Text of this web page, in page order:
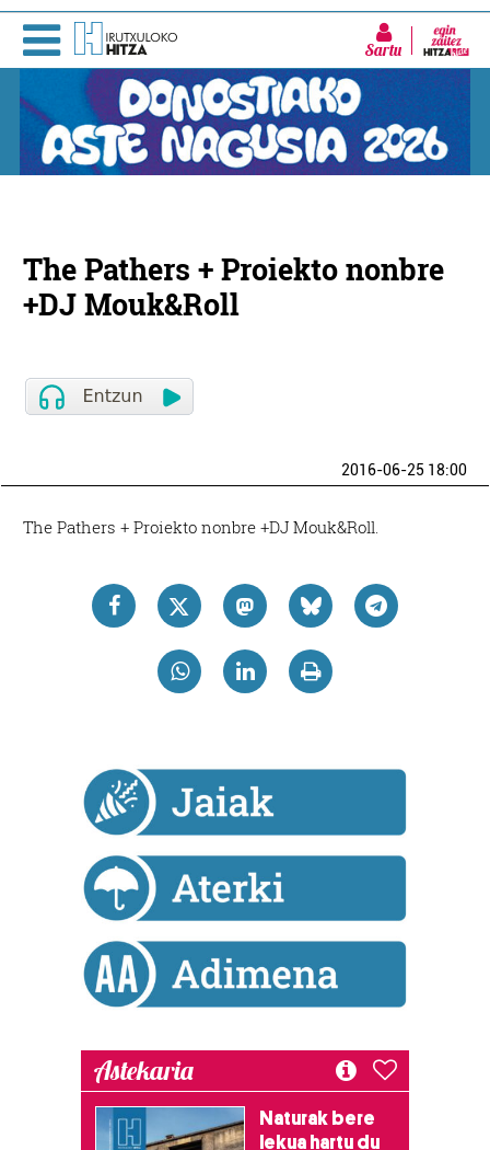
Sartu
The Pathers + Proiekto nonbre
+DJ Mouk&Roll
2016-06-25 18:00
The Pathers + Proiekto nonbre +DJ Mouk&Roll.
Astekaria
Naturak bere
lekua hartu du